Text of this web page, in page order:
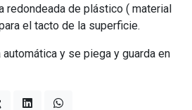
redondeada de plástico ( material
el tacto de la superficie.
y se piega y guarda en